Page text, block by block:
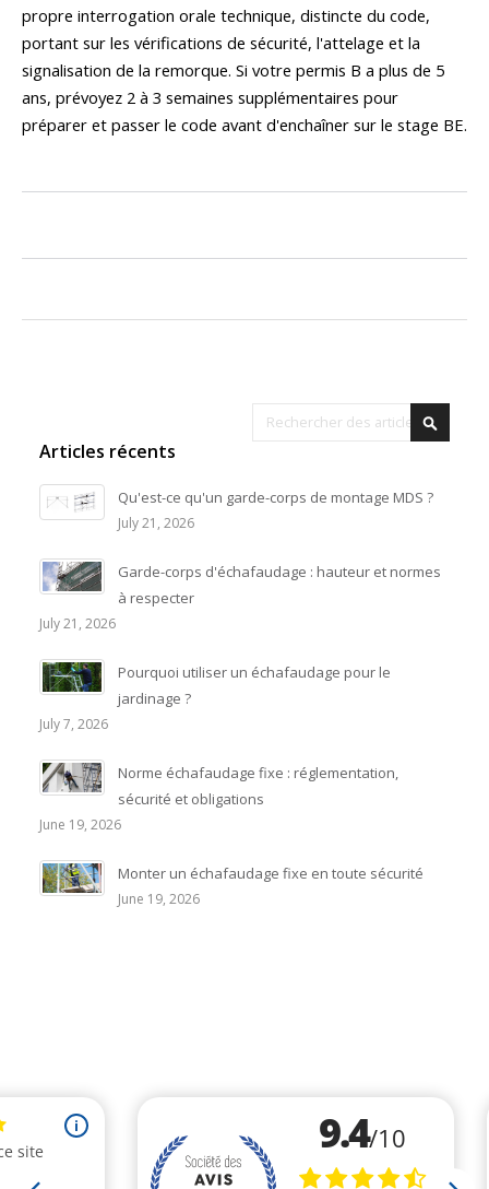
propre interrogation orale technique, distincte du code,
portant sur les vérifications de sécurité, l'attelage et la
signalisation de la remorque. Si votre permis B a plus de 5
ans, prévoyez 2 à 3 semaines supplémentaires pour
préparer et passer le code avant d'enchaîner sur le stage BE.
Rechercher
Articles récents
Qu'est-ce qu'un garde-corps de montage MDS ?
July 21, 2026
Garde-corps d'échafaudage : hauteur et normes
à respecter
July 21, 2026
Pourquoi utiliser un échafaudage pour le
jardinage ?
July 7, 2026
Norme échafaudage fixe : réglementation,
sécurité et obligations
June 19, 2026
Monter un échafaudage fixe en toute sécurité
June 19, 2026